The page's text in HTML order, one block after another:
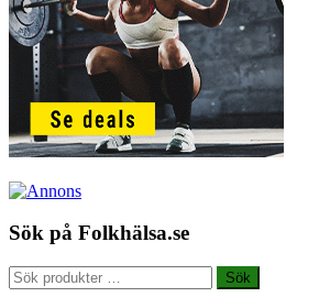
Sök på Folkhälsa.se
Sök
efter:
Sök